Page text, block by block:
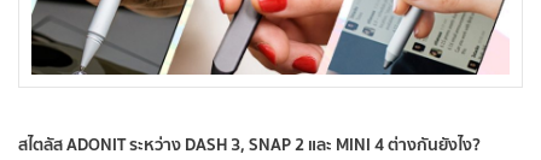
สไตลัส ADONIT ระหว่าง DASH 3, SNAP 2 และ MINI 4 ต่างกันยังไง?